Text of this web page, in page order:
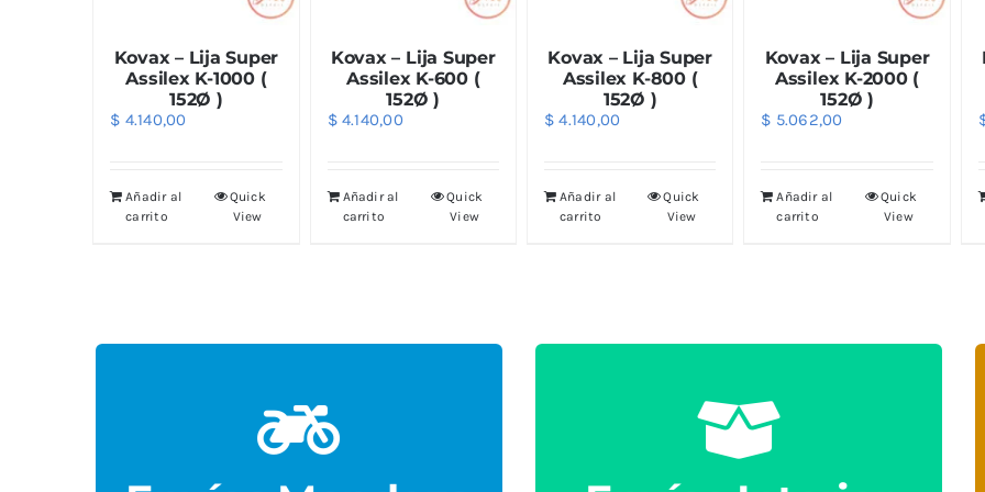
Kovax – Lija Super
Assilex K-1000 (
152Ø )
$ 4.140,00
Añadir al
carrito
Quick
View
Kovax – Lija Super
Assilex K-600 (
152Ø )
$4.140,00
Añadir al
carrito
Quick
View
Kovax – Lija Super
Assilex K-800 (
152Ø )
$ 4.140,00
Añadir al
carrito
Quick
View
Kovax – Lija Super
Assilex K-2000 (
152Ø )
$ 5.062,00
Añadir al
carrito
Quick
View
Los envíos alrededores de la sucursal se
gestiona por Cadetería a domicilio o retiro por
Local. Los Envíos al interior del País se Realiza por
Encomiendas a Sucursal de su localidad o a
Domicilio, El tipo de transporte se coordina